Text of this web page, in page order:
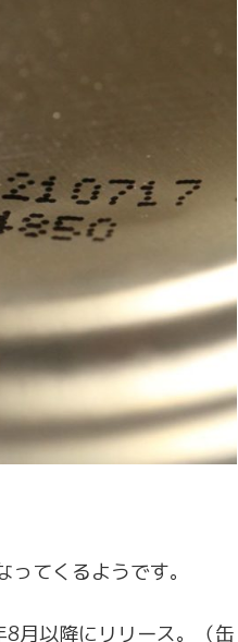
てくるようです。
月以降にリリース。（缶